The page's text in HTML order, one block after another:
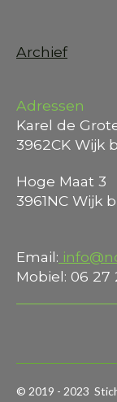
Archief
Adressen
Karel de
3962CK Wijk
Hoge Maat 3
3961NC Wijk
Email:
Mobiel: 06 27
© 2019 - 2023